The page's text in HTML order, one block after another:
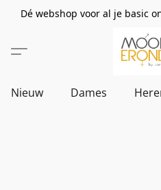
Dé webshop voor al je basic
Nieuw Dames